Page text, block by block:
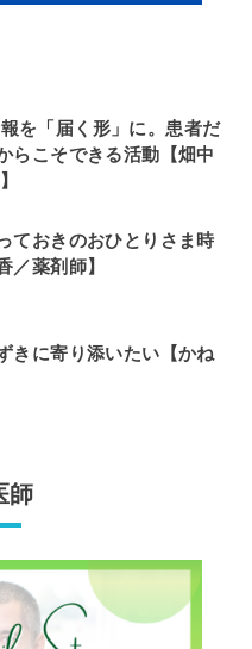
を「届く形」に。患者だ
らこそできる活動【畑中
ておきのおひとりさま時
／薬剤師】
きに寄り添いたい【かね
師